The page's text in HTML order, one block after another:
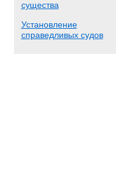
существа
Установление
справедливых судов